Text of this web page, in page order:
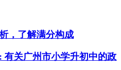
，了解满分构成
有关广州市小学升初中的政